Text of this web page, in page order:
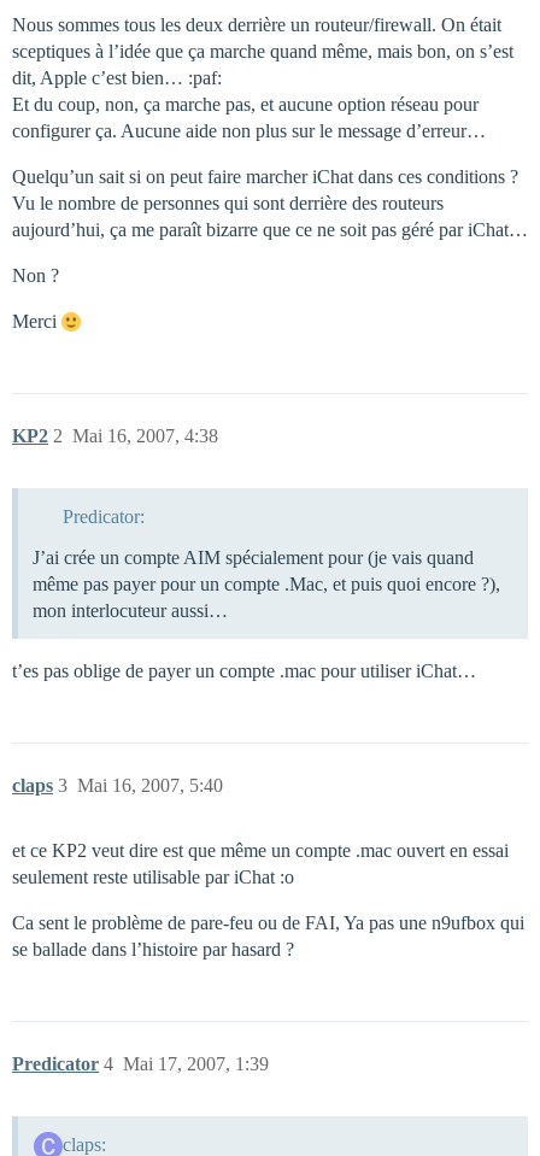
Nous sommes tous les deux derrière un routeur/firewall. On était
sceptiques à l’idée que ça marche quand même, mais bon, on s’est
dit, Apple c’est bien… :paf:
Et du coup, non, ça marche pas, et aucune option réseau pour
configurer ça. Aucune aide non plus sur le message d’erreur…
Quelqu’un sait si on peut faire marcher iChat dans ces conditions ?
Vu le nombre de personnes qui sont derrière des routeurs
aujourd’hui, ça me paraît bizarre que ce ne soit pas géré par iChat…
Non ?
Merci
KP2 Mai 16, 2007, 4:38
2
Predicator:
J’ai crée un compte AIM spécialement pour (je vais quand
même pas payer pour un compte .Mac, et puis quoi encore ?),
mon interlocuteur aussi…
t’es pas oblige de payer un compte .mac pour utiliser iChat…
claps Mai 16, 2007, 5:40
3
et ce KP2 veut dire est que même un compte .mac ouvert en essai
seulement reste utilisable par iChat :o
Ca sent le problème de pare-feu ou de FAI, Ya pas une n9ufbox qui
se ballade dans l’histoire par hasard ?
Predicator Mai 17, 2007, 1:39
4
claps: